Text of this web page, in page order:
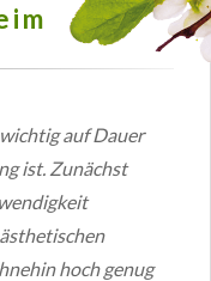
auf Dauer
ist. Zunächst
hoch genug